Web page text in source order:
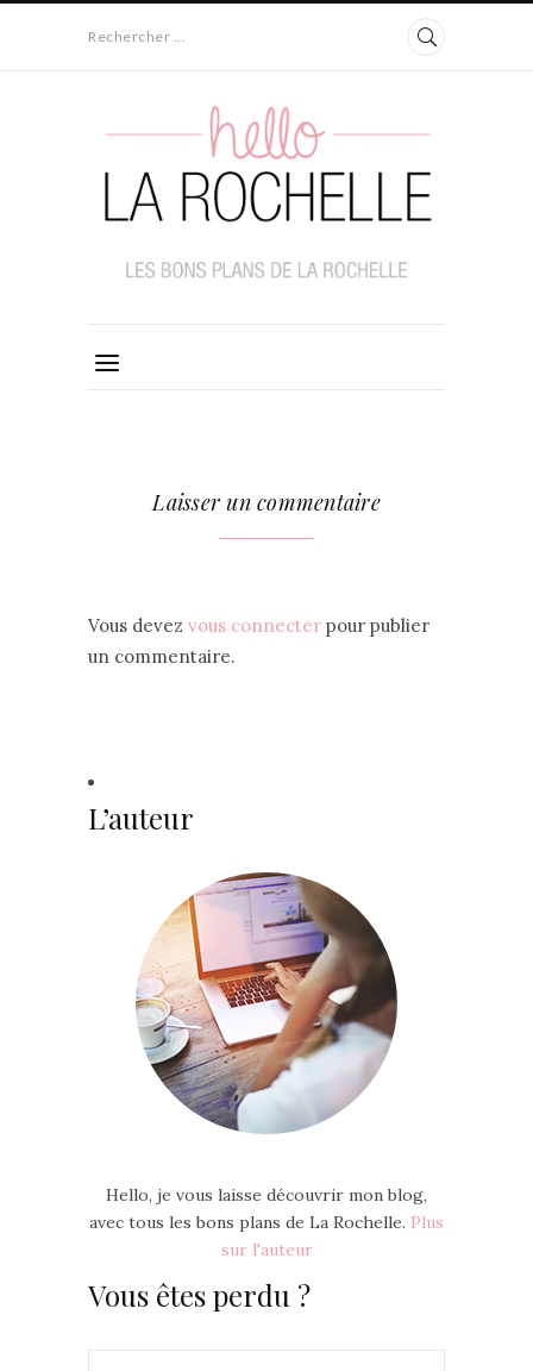
Rechercher ...
Laisser un commentaire
Vous devez vous connecter pour publier
un commentaire.
L’auteur
Hello, je vous laisse découvrir mon blog,
avec tous les bons plans de La Rochelle. Plus
sur l'auteur
Vous êtes perdu ?